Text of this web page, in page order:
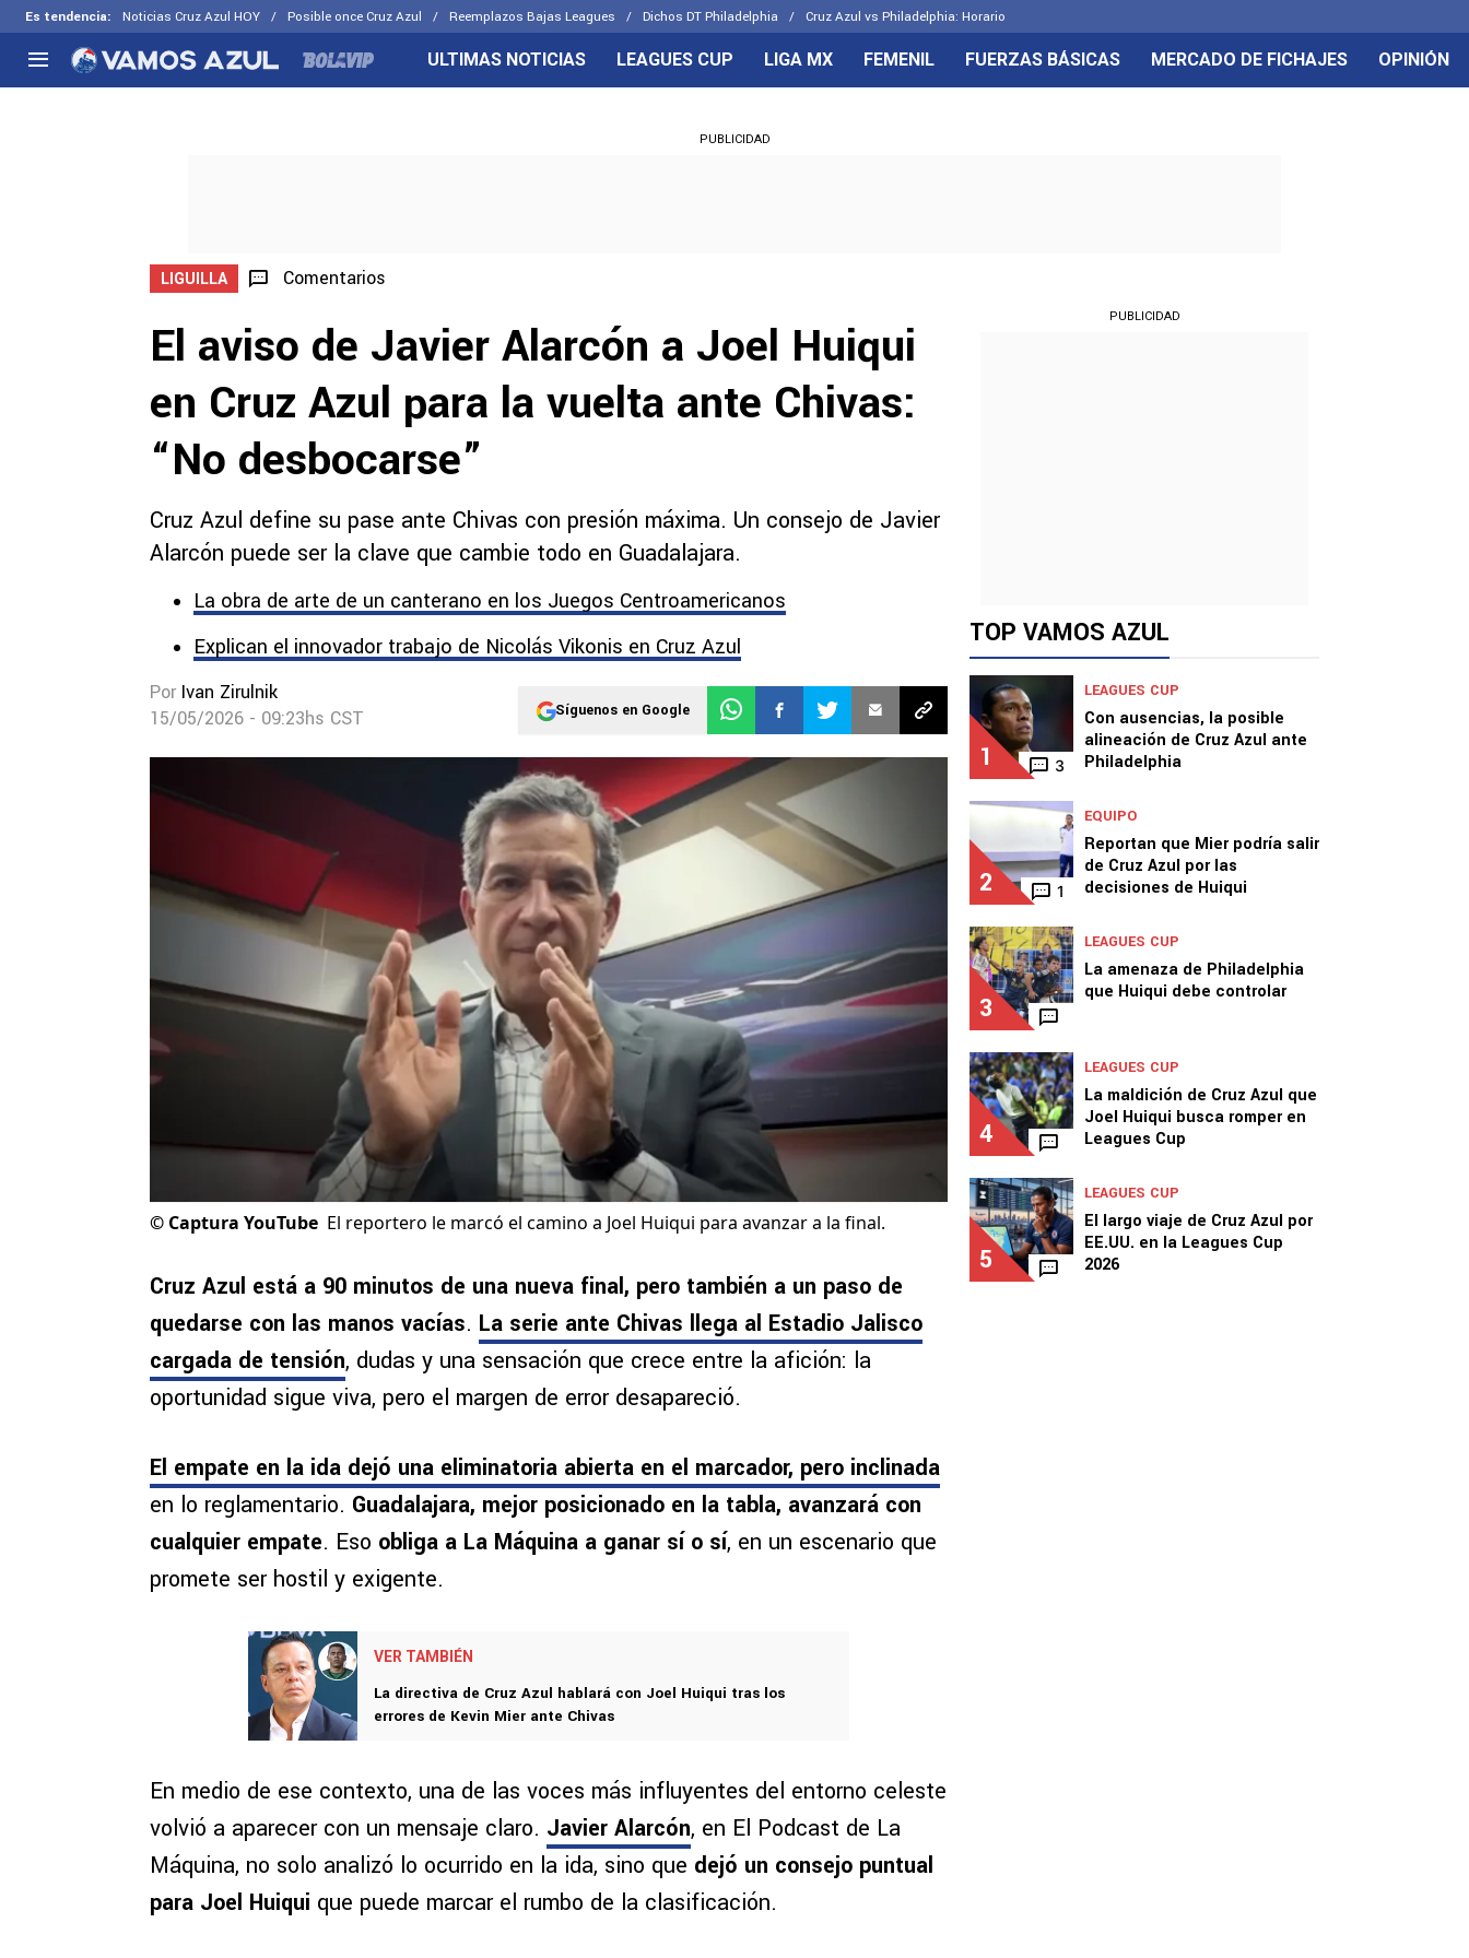
Es tendencia: Noticias Cruz Azul HOY Posible once Cruz Azul Reemplazos Bajas Leagues Dichos DT Philadelphia Cruz Azul vs Philadelphia: Horario
Selección Mexicana
CELESTES
ULTIMAS NOTICIAS LEAGUES CUP LIGA MX FEMENIL FUERZAS BÁSICAS MERCADO DE FICHAJES OPINIÓN
PUBLICIDAD
LIGUILLA Comentarios
El aviso de Javier Alarcón a Joel Huiqui
en Cruz Azul para la vuelta ante Chivas:
“No desbocarse”
Cruz Azul define su pase ante Chivas con presión máxima. Un consejo de Javier
Alarcón puede ser la clave que cambie todo en Guadalajara.
La obra de arte de un canterano en los Juegos Centroamericanos
Explican el innovador trabajo de Nicolás Vikonis en Cruz Azul
Por Ivan Zirulnik
15/05/2026 - 09:23hs CST
Síguenos en Google
© Captura YouTube El reportero le marcó el camino a Joel Huiqui para avanzar a la final.
Cruz Azul está a 90 minutos de una nueva final, pero también a un paso de
quedarse con las manos vacías. La serie ante Chivas llega al Estadio Jalisco
cargada de tensión, dudas y una sensación que crece entre la afición: la
oportunidad sigue viva, pero el margen de error desapareció.
El empate en la ida dejó una eliminatoria abierta en el marcador, pero inclinada
en lo reglamentario. Guadalajara, mejor posicionado en la tabla, avanzará con
cualquier empate. Eso obliga a La Máquina a ganar sí o sí, en un escenario que
promete ser hostil y exigente.
VER TAMBIÉN
La directiva de Cruz Azul hablará con Joel Huiqui tras los
errores de Kevin Mier ante Chivas
En medio de ese contexto, una de las voces más influyentes del entorno celeste
volvió a aparecer con un mensaje claro. Javier Alarcón, en El Podcast de La
Máquina, no solo analizó lo ocurrido en la ida, sino que dejó un consejo puntual
para Joel Huiqui que puede marcar el rumbo de la clasificación.
PUBLICIDAD
TOP VAMOS AZUL
1 3
LEAGUES CUP
Con ausencias, la posible
alineación de Cruz Azul ante
Philadelphia
2 1
EQUIPO
Reportan que Mier podría salir
de Cruz Azul por las
decisiones de Huiqui
3
LEAGUES CUP
La amenaza de Philadelphia
que Huiqui debe controlar
4
LEAGUES CUP
La maldición de Cruz Azul que
Joel Huiqui busca romper en
Leagues Cup
5
LEAGUES CUP
El largo viaje de Cruz Azul por
EE.UU. en la Leagues Cup
2026